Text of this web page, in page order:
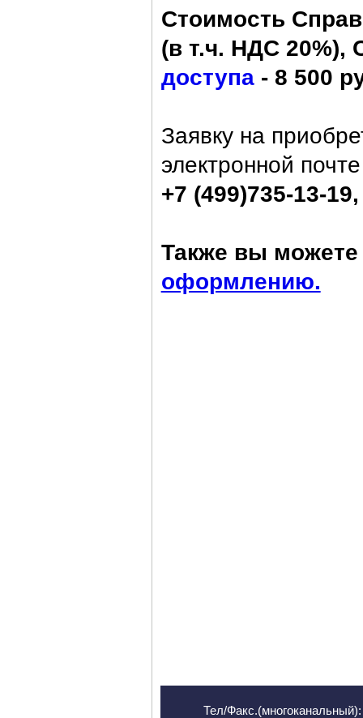
Стоимость
(в т.ч. НДС 20%),
доступа- 8 500
Заявку на
электронной
+7 (499)735-13-
Также вы
оформлению.
Тел/